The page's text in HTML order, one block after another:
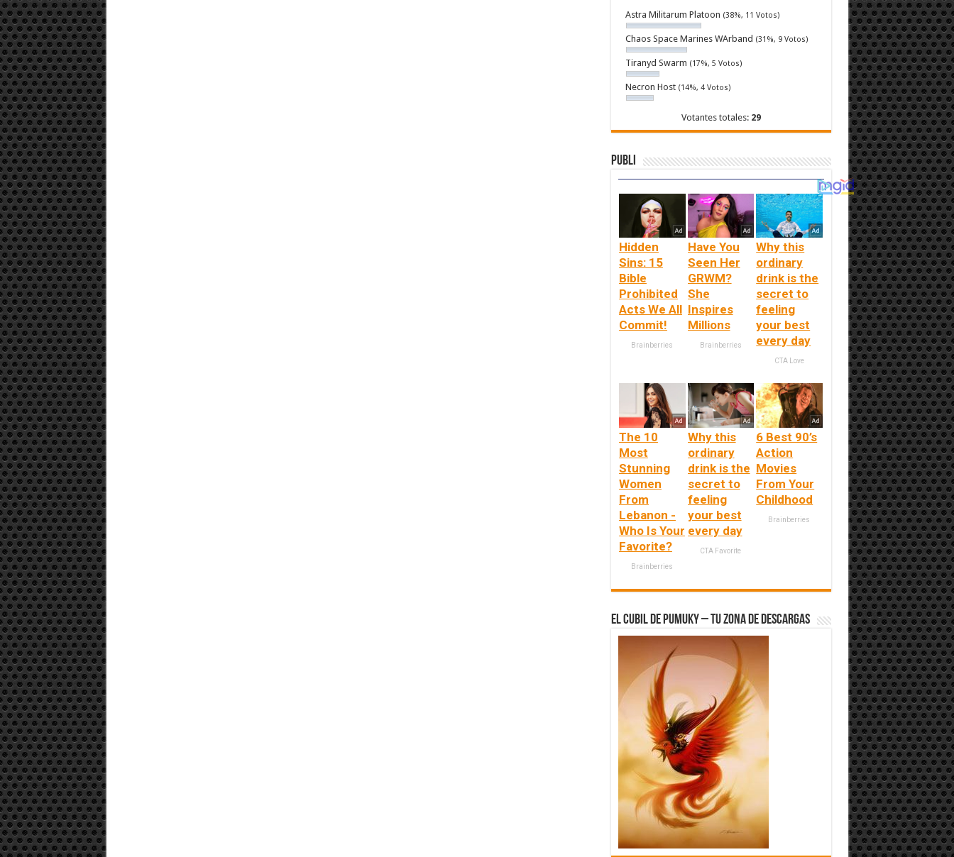
Astra Militarum Platoon (38%, 11 Votos)
Chaos Space Marines WArband (31%, 9 Votos)
Tiranyd Swarm (17%, 5 Votos)
Necron Host (14%, 4 Votos)
Votantes totales: 29
Publi
Hidden
Sins: 15
Bible
Prohibited
Acts We All
Commit!
Brainberries
Have You
Seen Her
GRWM?
She
Inspires
Millions
Brainberries
Why this
ordinary
drink is the
secret to
feeling
your best
every day
CTA Love
The 10
Most
Stunning
Women
From
Lebanon -
Who Is Your
Favorite?
Brainberries
Why this
ordinary
drink is the
secret to
feeling
your best
every day
CTA Favorite
6 Best 90’s
Action
Movies
From Your
Childhood
Brainberries
El Cubil de Pumuky – Tu zona de Descargas